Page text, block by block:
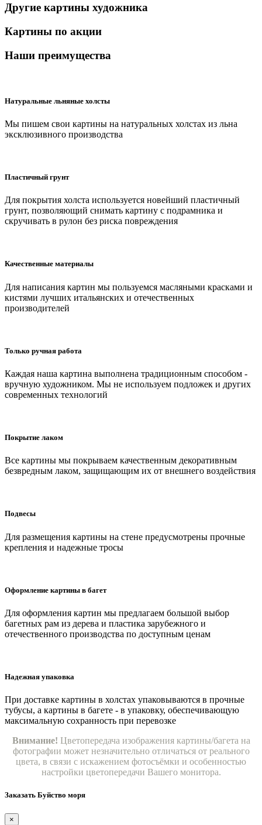
Другие картины художника
Картины по акции
Наши преимущества
Натуральные льняные холсты
Мы пишем свои картины на натуральных холстах из льна
эксклюзивного производства
Пластичный грунт
Для покрытия холста используется новейший пластичный
грунт, позволяющий снимать картину с подрамника и
скручивать в рулон без риска повреждения
Качественные материалы
Для написания картин мы пользуемся масляными красками и
кистями лучших итальянских и отечественных
производителей
Только ручная работа
Каждая наша картина выполнена традиционным способом -
вручную художником. Мы не используем подложек и других
современных технологий
Покрытие лаком
Все картины мы покрываем качественным декоративным
безвредным лаком, защищающим их от внешнего воздействия
Подвесы
Для размещения картины на стене предусмотрены прочные
крепления и надежные тросы
Оформление картины в багет
Для оформления картин мы предлагаем большой выбор
багетных рам из дерева и пластика зарубежного и
отечественного производства по доступным ценам
Надежная упаковка
При доставке картины в холстах упаковываются в прочные
тубусы, а картины в багете - в упаковку, обеспечивающую
максимальную сохранность при перевозке
Внимание! Цветопередача изображения картины/багета на
фотографии может незначительно отличаться от реального
цвета, в связи с искажением фотосъёмки и особенностью
настройки цветопередачи Вашего монитора.
Заказать Буйство моря
×